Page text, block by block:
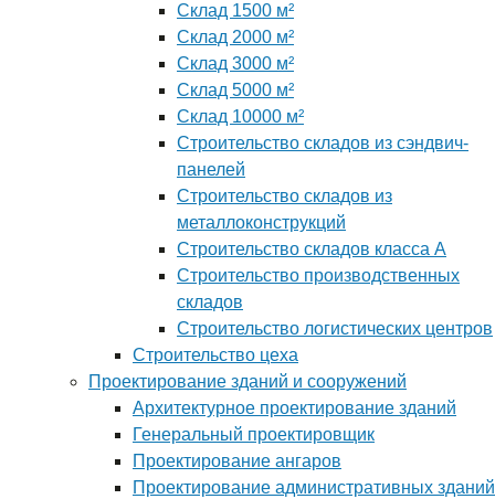
Склад 1500 м²
Склад 2000 м²
Склад 3000 м²
Склад 5000 м²
Склад 10000 м²
Строительство складов из сэндвич-
панелей
Строительство складов из
металлоконструкций
Строительство складов класса А
Строительство производственных
складов
Строительство логистических центров
Строительство цеха
Проектирование зданий и сооружений
Архитектурное проектирование зданий
Генеральный проектировщик
Проектирование ангаров
Проектирование административных зданий